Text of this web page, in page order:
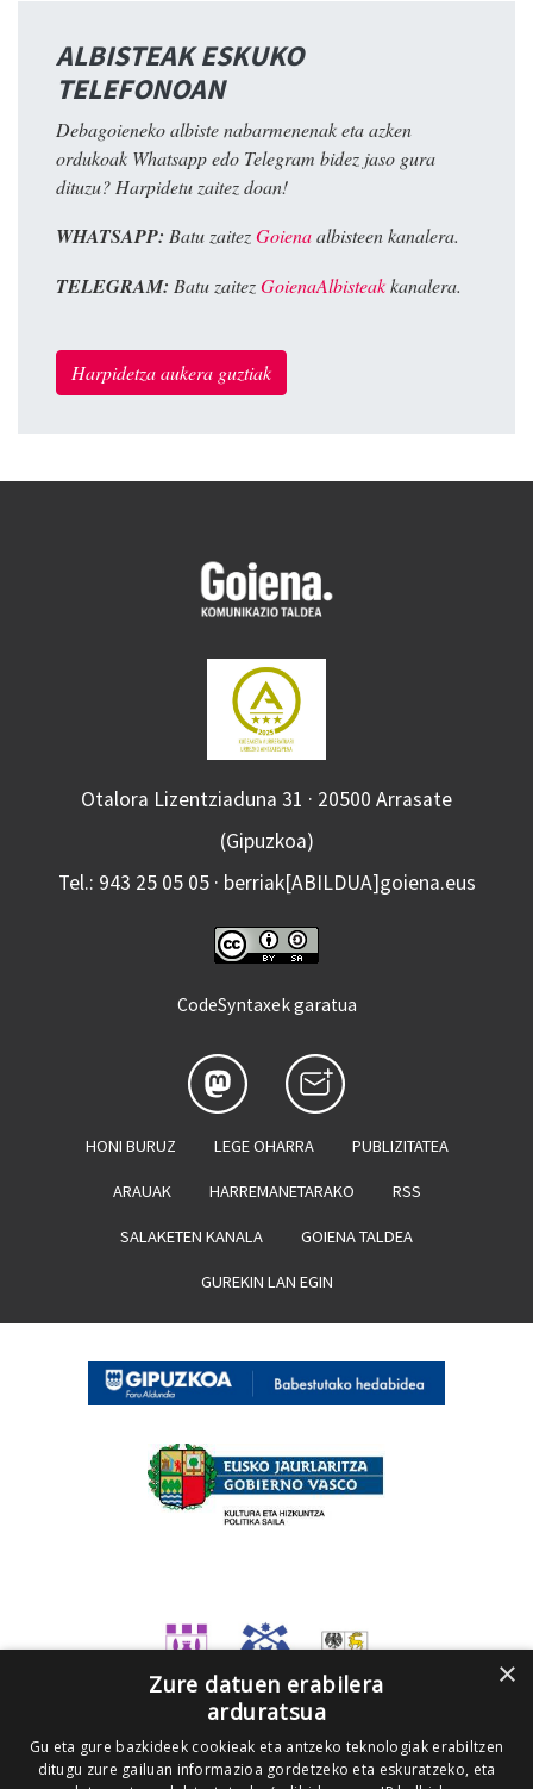
ALBISTEAK ESKUKO
TELEFONOAN
Debagoieneko albiste nabarmenenak eta azken
ordukoak Whatsapp edo Telegram bidez jaso gura
dituzu? Harpidetu zaitez doan!
WHATSAPP: Batu zaitezGoienaalbisteen kanalera.
TELEGRAM: Batu zaitezGoienaAlbisteakkanalera.
Harpidetza aukera guztiak
Otalora Lizentziaduna 31 · 20500 Arrasate
(Gipuzkoa)
Tel.: 943 25 05 05 · berriak[ABILDUA]goiena.eus
CodeSyntaxek garatua
HONI BURUZ LEGE OHARRA PUBLIZITATEA
ARAUAK HARREMANETARAKO RSS
SALAKETEN KANALA GOIENA TALDEA
GUREKIN LAN EGIN
×
Zure datuen erabilera
arduratsua
Gu eta gure bazkideek cookieak eta antzeko teknologiak erabiltzen
ditugu zure gailuan informazioa gordetzeko eta eskuratzeko, eta